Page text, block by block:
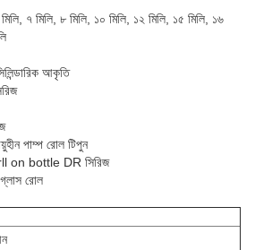
৭ মিলি, ৮ মিলি, ১০ মিলি, ১২ মিলি, ১৫ মিলি, ১৬
আকৃতি
পাম্প রোল টিপুন
on bottle DR সিরিজ
রোল